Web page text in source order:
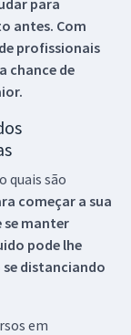
antes. Com
profissionais
chance de
quais são
começar a sua
manter
pode lhe
se distanciando
em